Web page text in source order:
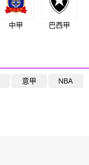
中甲 巴西甲
意甲 NBA